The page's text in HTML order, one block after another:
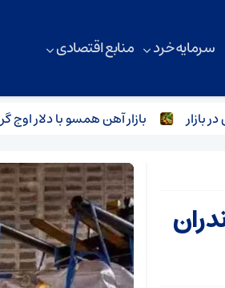
سرمایه خرد منابع اقتصادی
بازار آهن همسو با دلار اوج گرفت